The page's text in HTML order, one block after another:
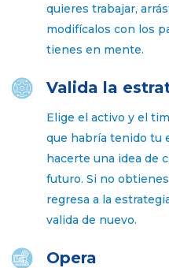
quieres trabajar,
modifícalos con los
tienes en mente.
Valida la
Elige el activo y el
que habría tenido tu
hacerte una idea de
futuro. Si no
regresa a la
valida de nuevo.
Opera